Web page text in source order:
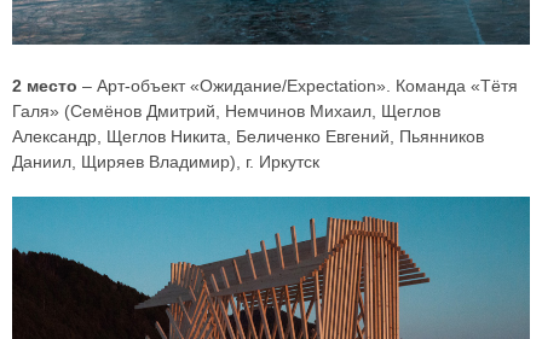
2 место – Арт-объект «Ожидание/Expectation». Команда «Тётя
Галя» (Семёнов Дмитрий, Немчинов Михаил, Щеглов
Александр, Щеглов Никита, Беличенко Евгений, Пьянников
Даниил, Щиряев Владимир), г. Иркутск